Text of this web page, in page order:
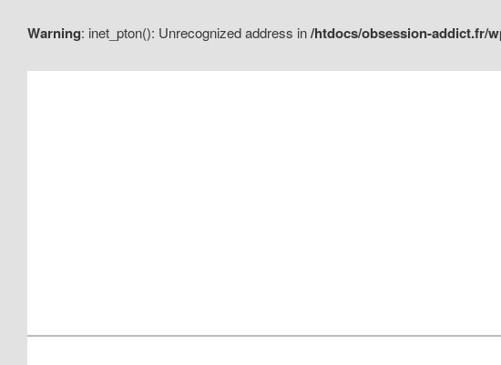
Warning: inet_pton(): Unrecognized address in/htdocs/obsession-addict.fr/
au
au